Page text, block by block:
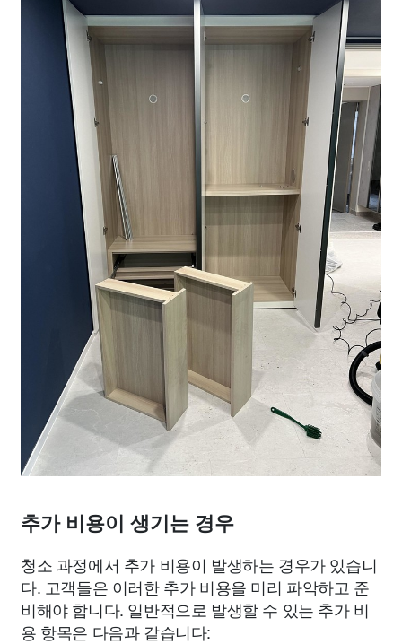
추가 비용이 생기는 경우
청소 과정에서 추가 비용이 발생하는 경우가 있습니
다. 고객들은 이러한 추가 비용을 미리 파악하고 준
비해야 합니다. 일반적으로 발생할 수 있는 추가 비
용 항목은 다음과 같습니다: